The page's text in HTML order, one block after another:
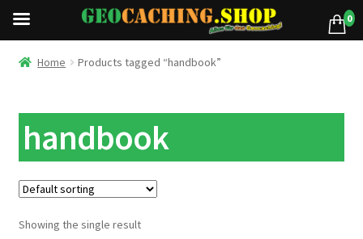
Home Products tagged “handbook”
handbook
Showing the single result
0